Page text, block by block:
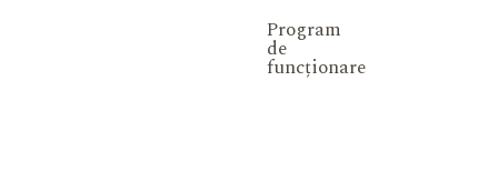
Program
de
funcționare